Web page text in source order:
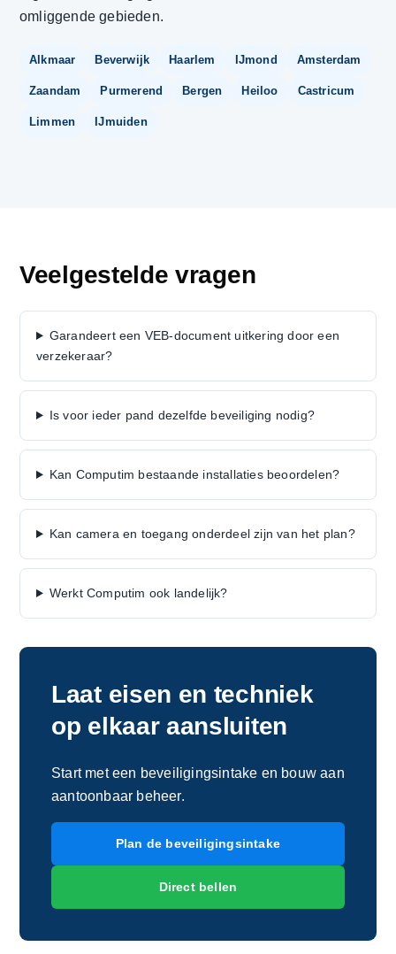
omliggende gebieden.
Alkmaar Beverwijk Haarlem IJmond Amsterdam
Zaandam Purmerend Bergen Heiloo Castricum
Limmen IJmuiden
Veelgestelde vragen
Garandeert een VEB-document uitkering door een
verzekeraar?
Is voor ieder pand dezelfde beveiliging nodig?
Kan Computim bestaande installaties beoordelen?
Kan camera en toegang onderdeel zijn van het plan?
Werkt Computim ook landelijk?
Laat eisen en techniek
op elkaar aansluiten
Start met een beveiligingsintake en bouw aan
aantoonbaar beheer.
Plan de beveiligingsintake
Direct bellen